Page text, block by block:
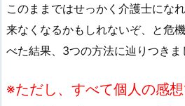
このままではせっかく介護士にな
来なくなるかもしれないぞ、と危
べた結果、3つの方法に辿りつきま
※ただし、すべて個人の感